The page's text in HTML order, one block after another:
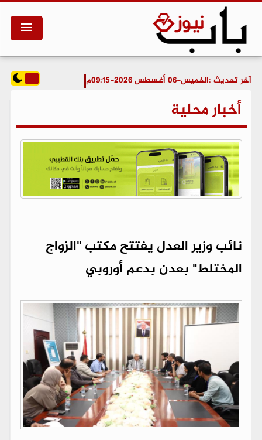
آخر تحديث :الخميس-06 أغسطس 2026-09:15م
أخبار محلية
نائب وزير العدل يفتتح مكتب "الزواج
المختلط" بعدن بدعم أوروبي